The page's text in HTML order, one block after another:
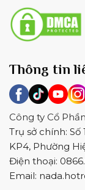
Thông tin
Công ty Cổ
Trụ sở chính: Số
KP4, Phường
Điện thoại:
Email: